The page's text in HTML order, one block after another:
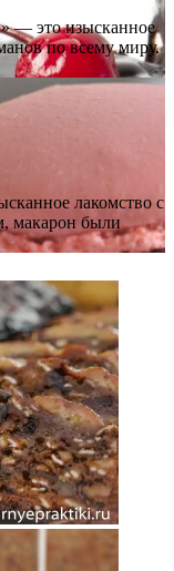
— это изысканное
по всему миру.
лакомство с
макарон были